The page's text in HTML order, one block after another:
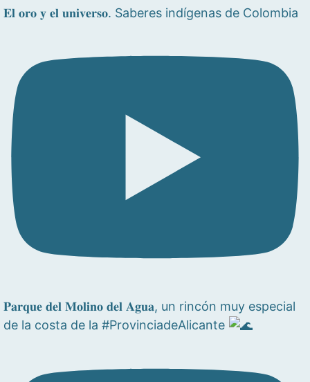
𝐄𝐥 𝐨𝐫𝐨 𝐲 𝐞𝐥 𝐮𝐧𝐢𝐯𝐞𝐫𝐬𝐨. Saberes indígenas de Colombia
𝐏𝐚𝐫𝐪𝐮𝐞 𝐝𝐞𝐥 𝐌𝐨𝐥𝐢𝐧𝐨 𝐝𝐞𝐥 𝐀𝐠𝐮𝐚, un rincón muy especial
de la costa de la #ProvinciadeAlicante